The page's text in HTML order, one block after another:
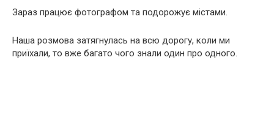
Зараз працює фотографом та подорожує містами.
Наша розмова затягнулась на всю дорогу, коли ми
приїхали, то вже багато чого знали один про одного.